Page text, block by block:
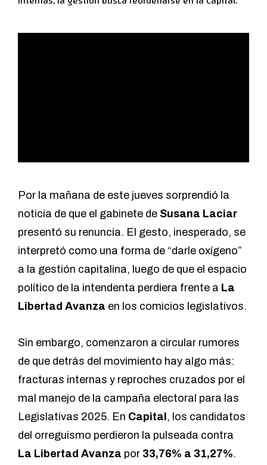
Por la mañana de este jueves sorprendió la
noticia de que el gabinete de Susana Laciar
presentó su renuncia. El gesto, inesperado, se
interpretó como una forma de “darle oxígeno”
a la gestión capitalina, luego de que el espacio
político de la intendenta perdiera frente a La
Libertad Avanza en los comicios legislativos.
Sin embargo, comenzaron a circular rumores
de que detrás del movimiento hay algo más:
fracturas internas y reproches cruzados por el
mal manejo de la campaña electoral para las
Legislativas 2025. En Capital , los candidatos
del orreguismo perdieron la pulseada contra
La Libertad Avanza por 33,76% a 31,27%.